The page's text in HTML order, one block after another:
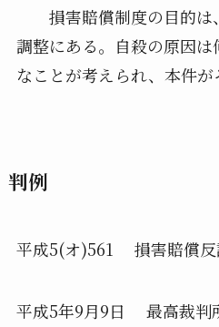
損害賠償制度の目的は
調整にある。自殺の原因
なことが考えられ、本件が
判例
平成5(オ)561 損害賠償反
平成5年9月9日 最高裁